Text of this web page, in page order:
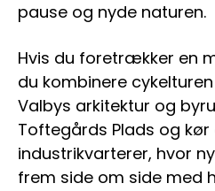
pause og nyde naturen.
Hvis du foretrækker en
du kombinere
Valbys arkitektur og
Toftegårds Plads og
industrikvarterer, hvor
frem side om side med